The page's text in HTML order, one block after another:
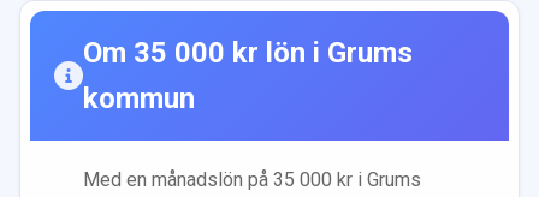
Om 35 000 kr lön i Grums
kommun
Med en månadslön på 35 000 kr i Grums